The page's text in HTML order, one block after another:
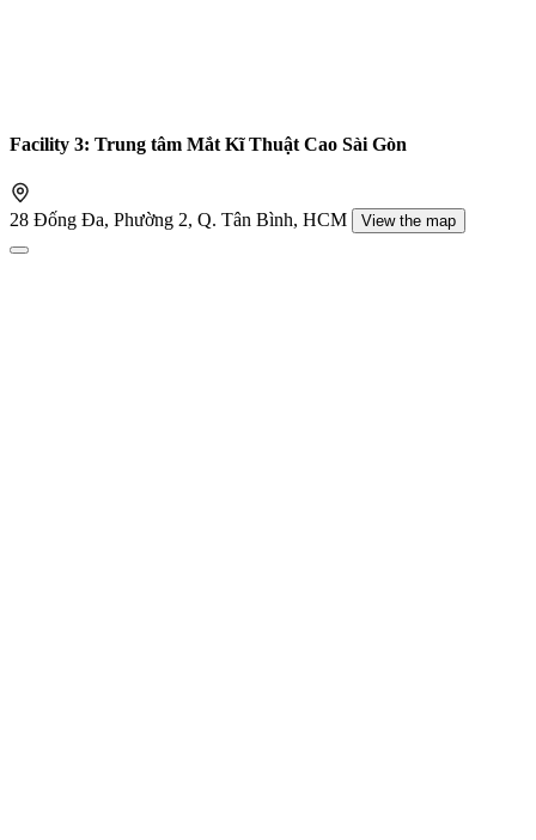
Facility 3: Trung tâm Mắt Kĩ Thuật Cao Sài Gòn
28 Đống Đa, Phường 2, Q. Tân Bình, HCM View the map